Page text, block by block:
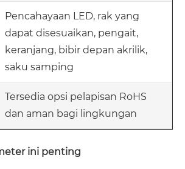
Pencahayaan LED, rak yang
dapat disesuaikan, pengait,
keranjang, bibir depan akrilik,
saku samping
Tersedia opsi pelapisan RoHS
dan aman bagi lingkungan
ini penting